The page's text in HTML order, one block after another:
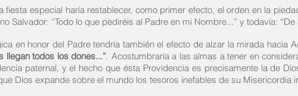
fiesta especial haría restablecer, como primer efecto, el orden en la
Salvador: “Todo lo que pediréis al Padre en mi Nombre...” y todavía:
en honor del Padre tendría también el efecto de alzar la mirada hacia
llegan todos los dones...”. Acostumbraría a las almas a tener en
paternal, y el hecho que ésta Providencia es precisamente la de
Dios expande sobre el mundo los tesoros inefables de su Misericordia